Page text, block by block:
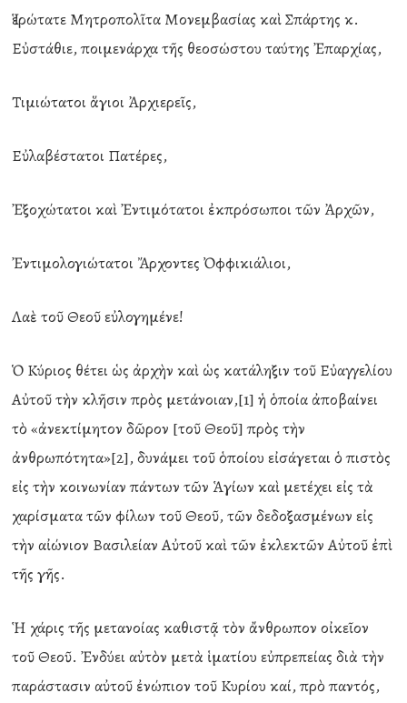
Ἱερώτατε Μητροπολῖτα Μονεμβασίας καὶ Σπάρτης κ.
Εὐστάθιε, ποιμενάρχα τῆς θεοσώστου ταύτης Ἐπαρχίας,
Τιμιώτατοι ἅγιοι Ἀρχιερεῖς,
Εὐλαβέστατοι Πατέρες,
Ἐξοχώτατοι καὶ Ἐντιμότατοι ἐκπρόσωποι τῶν Ἀρχῶν,
Ἐντιμολογιώτατοι Ἄρχοντες Ὀφφικιάλιοι,
Λαὲ τοῦ Θεοῦ εὐλογημένε!
Ὁ Κύριος θέτει ὡς ἀρχὴν καὶ ὡς κατάληξιν τοῦ Εὐαγγελίου
Αὐτοῦ τὴν κλῆσιν πρὸς μετάνοιαν,[1] ἡ ὁποία ἀποβαίνει
τὸ «ἀνεκτίμητον δῶρον [τοῦ Θεοῦ] πρὸς τὴν
ἀνθρωπότητα»[2], δυνάμει τοῦ ὁποίου εἰσάγεται ὁ πιστὸς
εἰς τὴν κοινωνίαν πάντων τῶν Ἁγίων καὶ μετέχει εἰς τὰ
χαρίσματα τῶν φίλων τοῦ Θεοῦ, τῶν δεδοξασμένων εἰς
τὴν αἰώνιον Βασιλείαν Αὐτοῦ καὶ τῶν ἐκλεκτῶν Αὐτοῦ ἐπὶ
τῆς γῆς.
Ἡ χάρις τῆς μετανοίας καθιστᾷ τὸν ἄνθρωπον οἰκεῖον
τοῦ Θεοῦ. Ἐνδύει αὐτὸν μετὰ ἱματίου εὐπρεπείας διὰ τὴν
παράστασιν αὐτοῦ ἐνώπιον τοῦ Κυρίου καί, πρὸ παντός,